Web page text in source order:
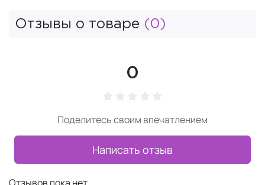
Отзывы о товаре (0)
0
Поделитесь своим впечатлением
Написать отзыв